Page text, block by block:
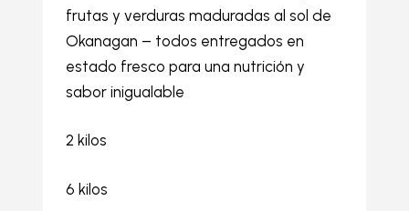
frutas y verduras maduradas al sol de
Okanagan – todos entregados en
estado fresco para una nutrición y
sabor inigualable
2 kilos
6 kilos